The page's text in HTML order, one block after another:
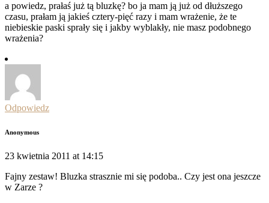
a powiedz, prałaś już tą bluzkę? bo ja mam ją już od dłuższego
czasu, prałam ją jakieś cztery-pięć razy i mam wrażenie, że te
niebieskie paski sprały się i jakby wyblakły, nie masz podobnego
wrażenia?
Odpowiedz
Anonymous
23 kwietnia 2011 at 14:15
Fajny zestaw! Bluzka strasznie mi się podoba.. Czy jest ona jeszcze
w Zarze ?